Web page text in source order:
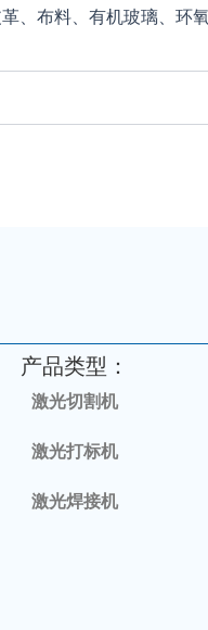
、布料、有机玻璃、环
产品类型：
激光切割机
激光打标机
激光焊接机